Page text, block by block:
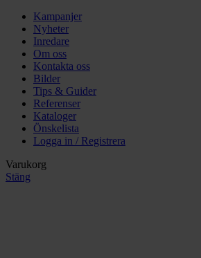
Kampanjer
Nyheter
Inredare
Om oss
Kontakta oss
Bilder
Tips & Guider
Referenser
Kataloger
Önskelista
Logga in / Registrera
Varukorg
Stäng